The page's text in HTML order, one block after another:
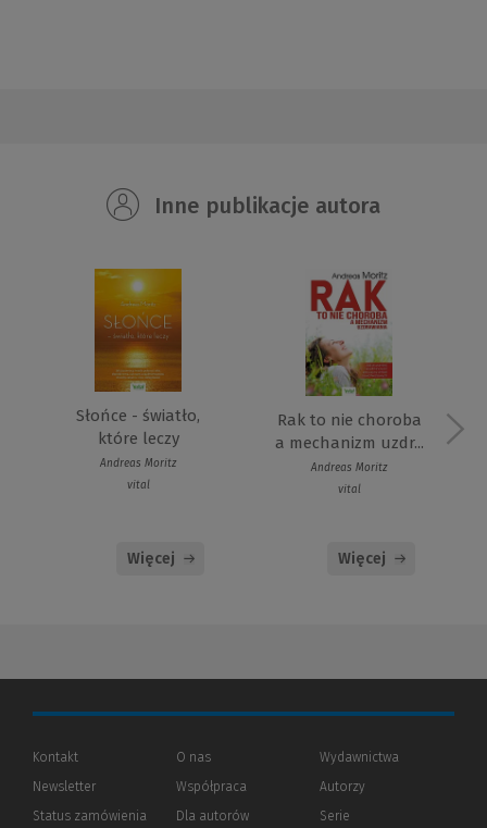
Inne publikacje autora
Słońce - światło,
które leczy
Andreas Moritz
vital
Więcej
Rak to nie choroba
a mechanizm uzdr...
Andreas Moritz
vital
Więcej
Kontakt
Newsletter
Status zamówienia
O nas
Współpraca
Dla autorów(Nowe
(Link
Wydawnictwa
Autorzy
Serie